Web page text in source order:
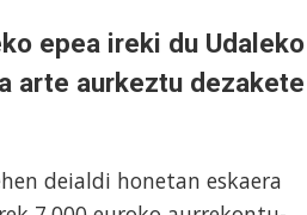
epea ireki du Udaleko
arte aurkeztu dezakete
deialdi honetan eskaera